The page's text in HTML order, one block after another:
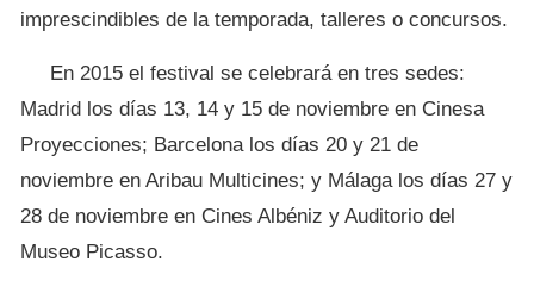
imprescindibles de la temporada, talleres o concursos.
En 2015 el festival se celebrará en tres sedes:
Madrid los días 13, 14 y 15 de noviembre en Cinesa
Proyecciones; Barcelona los días 20 y 21 de
noviembre en Aribau Multicines; y Málaga los días 27 y
28 de noviembre en Cines Albéniz y Auditorio del
Museo Picasso.